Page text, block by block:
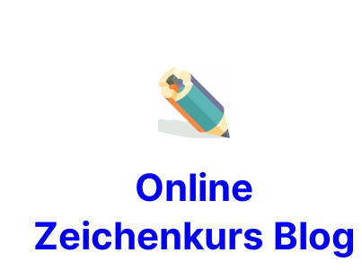
Online
Zeichenkurs Blog